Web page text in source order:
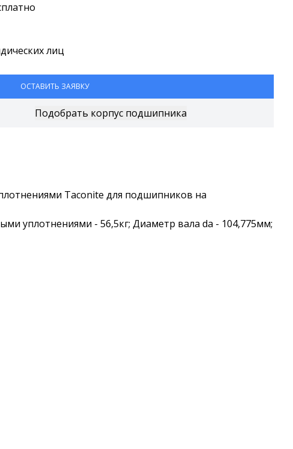
лиц
ОСТАВИТЬ ЗАЯВКУ
Taconite для подшипников на
уплотнениями - 56,5кг; Диаметр вала da - 104,775мм;